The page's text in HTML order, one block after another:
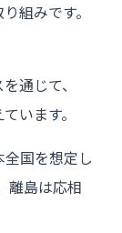
組みです。
通じて、
います。
国を想定し
離島は応相